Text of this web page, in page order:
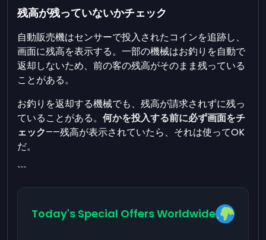
残高が残っていないかチェック
自動販売機はセンサーで投入されたコインを追跡し、
画面に残高を表示する。一部の機械はお釣りを自動で
返却しないため、前の客の残高がそのまま残っている
ことがある。
お釣りを返却する機械でも、残高が請求されずに残っ
ていることがある。何かを投入する前に必ず画面をチ
ェック――残高が表示されていたら、それは使ってOK
だ。
```
Today's Special Offers Worldwide